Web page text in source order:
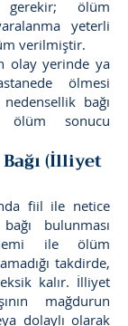
gerekir; ölüm
yeterli
verilmiştir.
olay yerinde ya
ölmesi
bağı
ölüm sonucu
(İlliyet
fiil ile netice
bulunması
ile ölüm
takdirde,
kalır. İlliyet
mağdurun
dolaylı olarak